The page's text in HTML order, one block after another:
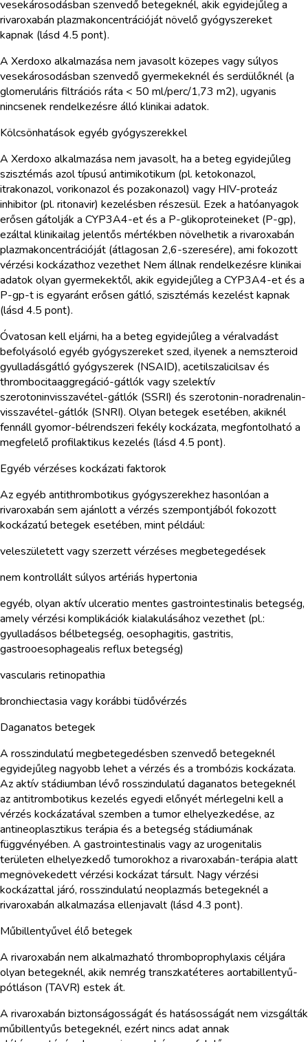
vesekárosodásban szenvedő betegeknél, akik egyidejűleg a
rivaroxabán plazmakoncentrációját növelő gyógyszereket
kapnak (lásd 4.5 pont).
A Xerdoxo alkalmazása nem javasolt közepes vagy súlyos
vesekárosodásban szenvedő gyermekeknél és serdülőknél (a
glomeruláris filtrációs ráta < 50 ml/perc/1,73 m2), ugyanis
nincsenek rendelkezésre álló klinikai adatok.
Kölcsönhatások egyéb gyógyszerekkel
A Xerdoxo alkalmazása nem javasolt, ha a beteg egyidejűleg
szisztémás azol típusú antimikotikum (pl. ketokonazol,
itrakonazol, vorikonazol és pozakonazol) vagy HIV-proteáz
inhibitor (pl. ritonavir) kezelésben részesül. Ezek a hatóanyagok
erősen gátolják a CYP3A4-et és a P-glikoproteineket (P-gp),
ezáltal klinikailag jelentős mértékben növelhetik a rivaroxabán
plazmakoncentrációját (átlagosan 2,6-szeresére), ami fokozott
vérzési kockázathoz vezethet Nem állnak rendelkezésre klinikai
adatok olyan gyermekektől, akik egyidejűleg a CYP3A4-et és a
P-gp-t is egyaránt erősen gátló, szisztémás kezelést kapnak
(lásd 4.5 pont).
Óvatosan kell eljárni, ha a beteg egyidejűleg a véralvadást
befolyásoló egyéb gyógyszereket szed, ilyenek a nemszteroid
gyulladásgátló gyógyszerek (NSAID), acetilszalicilsav és
thrombocitaaggregáció-gátlók vagy szelektív
szerotoninvisszavétel-gátlók (SSRI) és szerotonin-noradrenalin-
visszavétel-gátlók (SNRI). Olyan betegek esetében, akiknél
fennáll gyomor-bélrendszeri fekély kockázata, megfontolható a
megfelelő profilaktikus kezelés (lásd 4.5 pont).
Egyéb vérzéses kockázati faktorok
Az egyéb antithrombotikus gyógyszerekhez hasonlóan a
rivaroxabán sem ajánlott a vérzés szempontjából fokozott
kockázatú betegek esetében, mint például:
veleszületett vagy szerzett vérzéses megbetegedések
nem kontrollált súlyos artériás hypertonia
egyéb, olyan aktív ulceratio mentes gastrointestinalis betegség,
amely vérzési komplikációk kialakulásához vezethet (pl.:
gyulladásos bélbetegség, oesophagitis, gastritis,
gastrooesophagealis reflux betegség)
vascularis retinopathia
bronchiectasia vagy korábbi tüdővérzés
Daganatos betegek
A rosszindulatú megbetegedésben szenvedő betegeknél
egyidejűleg nagyobb lehet a vérzés és a trombózis kockázata.
Az aktív stádiumban lévő rosszindulatú daganatos betegeknél
az antitrombotikus kezelés egyedi előnyét mérlegelni kell a
vérzés kockázatával szemben a tumor elhelyezkedése, az
antineoplasztikus terápia és a betegség stádiumának
függvényében. A gastrointestinalis vagy az urogenitalis
területen elhelyezkedő tumorokhoz a rivaroxabán-terápia alatt
megnövekedett vérzési kockázat társult. Nagy vérzési
kockázattal járó, rosszindulatú neoplazmás betegeknél a
rivaroxabán alkalmazása ellenjavalt (lásd 4.3 pont).
Műbillentyűvel élő betegek
A rivaroxabán nem alkalmazható thromboprophylaxis céljára
olyan betegeknél, akik nemrég transzkatéteres aortabillentyű-
pótláson (TAVR) estek át.
A rivaroxabán biztonságosságát és hatásosságát nem vizsgálták
műbillentyűs betegeknél, ezért nincs adat annak